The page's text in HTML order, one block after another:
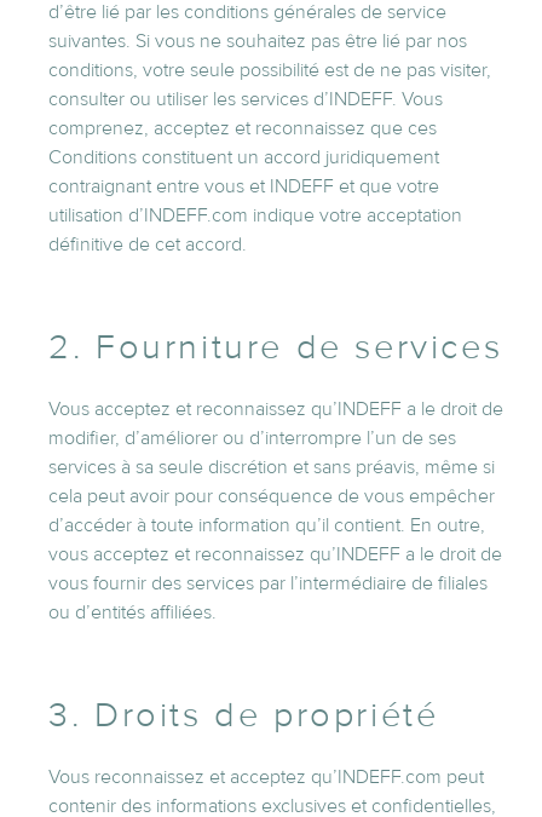
d’être lié par les conditions générales de service
suivantes. Si vous ne souhaitez pas être lié par nos
conditions, votre seule possibilité est de ne pas visiter,
consulter ou utiliser les services d’INDEFF. Vous
comprenez, acceptez et reconnaissez que ces
Conditions constituent un accord juridiquement
contraignant entre vous et INDEFF et que votre
utilisation d’INDEFF.com indique votre acceptation
définitive de cet accord.
2. Fourniture de services
Vous acceptez et reconnaissez qu’INDEFF a le droit de
modifier, d’améliorer ou d’interrompre l’un de ses
services à sa seule discrétion et sans préavis, même si
cela peut avoir pour conséquence de vous empêcher
d’accéder à toute information qu’il contient. En outre,
vous acceptez et reconnaissez qu’INDEFF a le droit de
vous fournir des services par l’intermédiaire de filiales
ou d’entités affiliées.
3. Droits de propriété
Vous reconnaissez et acceptez qu’INDEFF.com peut
contenir des informations exclusives et confidentielles,